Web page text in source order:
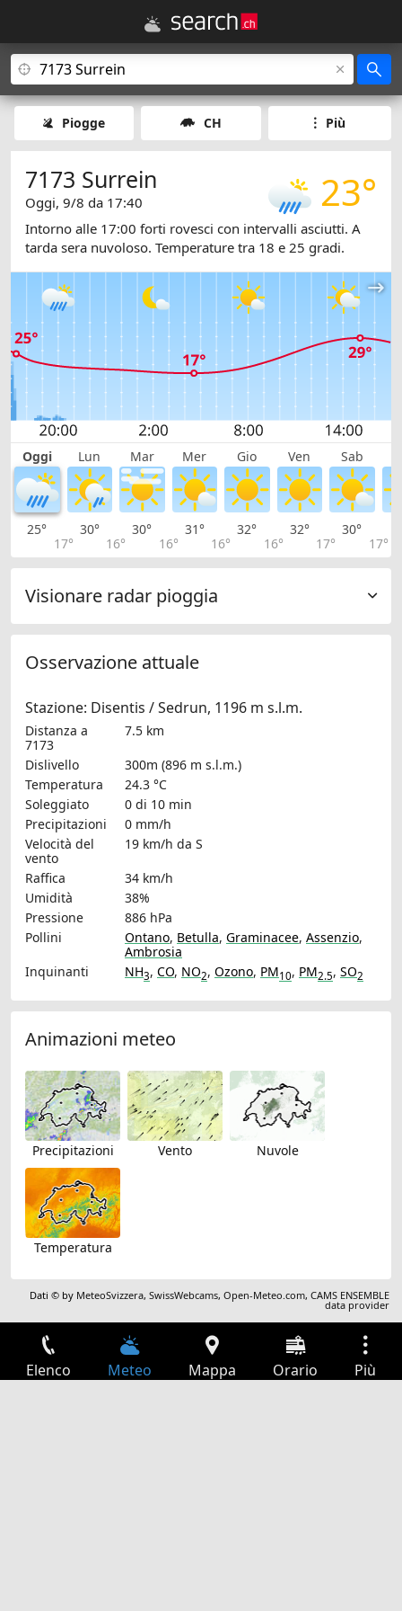
Piogge CH Più
23°
7173 Surrein
Oggi, 9/8 da 17:40
Intorno alle 17:00 forti rovesci con intervalli asciutti. A
tarda sera nuvoloso. Temperature tra 18 e 25 gradi.
Oggi Lun Mar Mer Gio Ven Sab
25°
17°
30°
16°
30°
16°
31°
16°
32°
16°
32°
17°
30°
17°
Visionare radar pioggia
Osservazione attuale
Stazione: Disentis / Sedrun, 1196 m s.l.m.
Distanza a
7173
7.5 km
Dislivello
300m (896 m s.l.m.)
Temperatura
24.3 °C
Soleggiato
0 di 10 min
Precipitazioni
0 mm/h
Velocità del
vento
19 km/h da S
Raffica
34 km/h
Umidità
38%
Pressione
886 hPa
Pollini
Ontano, Betulla, Graminacee, Assenzio,
Ambrosia
Inquinanti
NH3, CO, NO2, Ozono, PM10, PM2.5, SO2
Animazioni meteo
Precipitazioni Vento Nuvole
Temperatura
Dati © by MeteoSvizzera,SwissWebcams,Open-Meteo.com,CAMS ENSEMBLE
data provider
Elenco Meteo Mappa Orario Più